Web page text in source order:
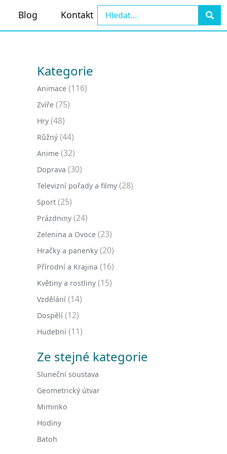
Blog Kontakt
Kategorie
Animace (116)
Zvíře (75)
Hry (48)
Růžný (44)
Anime (32)
Doprava (30)
Televizní pořady a filmy (28)
Sport (25)
Prázdniny (24)
Zelenina a Ovoce (23)
Hračky a panenky (20)
Přírodní a Krajina (16)
Květiny a rostliny (15)
Vzdělání (14)
Dospělí (12)
Hudební (11)
Ze stejné kategorie
Sluneční soustava
Geometrický útvar
Miminko
Hodiny
Batoh